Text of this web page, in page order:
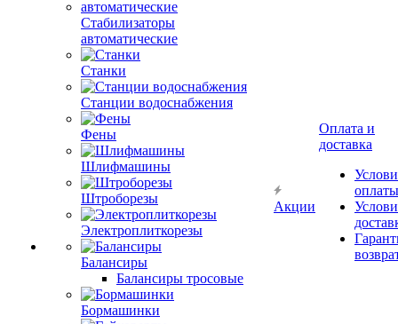
Стабилизаторы
автоматические
Станки
Станции водоснабжения
Фены
Шлифмашины
Штроборезы
Электроплиткорезы
Балансиры
Балансиры тросовые
Бормашинки
Акции
Оплата и
доставка
оплаты